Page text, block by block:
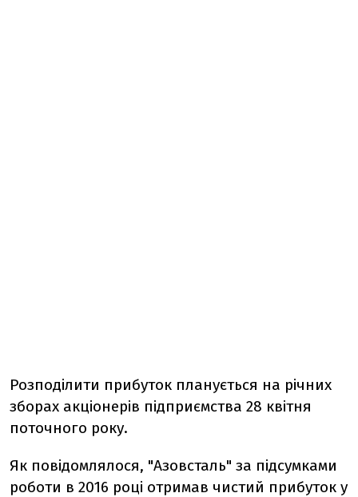
Розподілити прибуток планується на річних
зборах акціонерів підприємства 28 квітня
поточного року.
Як повідомлялося, "Азовсталь" за підсумками
роботи в 2016 році отримав чистий прибуток у